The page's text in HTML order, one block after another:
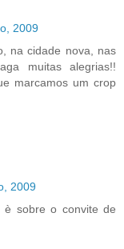
2009
na cidade nova, nas
muitas alegrias!!
marcamos um crop
2009
è sobre o convite de